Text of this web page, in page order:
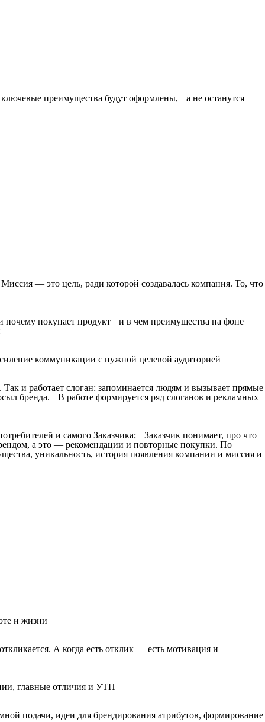
преимущества будут оформлены, а не останутся
— это цель, ради которой создавалась компания. То, что
почему покупает продукт и в чем преимущества на фоне
коммуникации с нужной целевой аудиторией
и работает слоган: запоминается людям и вызывает прямые
бренда. В работе формируется ряд слоганов и рекламных
и самого Заказчика; Заказчик понимает, про что
а это — рекомендации и повторные покупки. По
уникальность, история появления компании и миссия и
и жизни
А когда есть отклик — есть мотивация и
главные отличия и УТП
подачи, идеи для брендирования атрибутов, формирование